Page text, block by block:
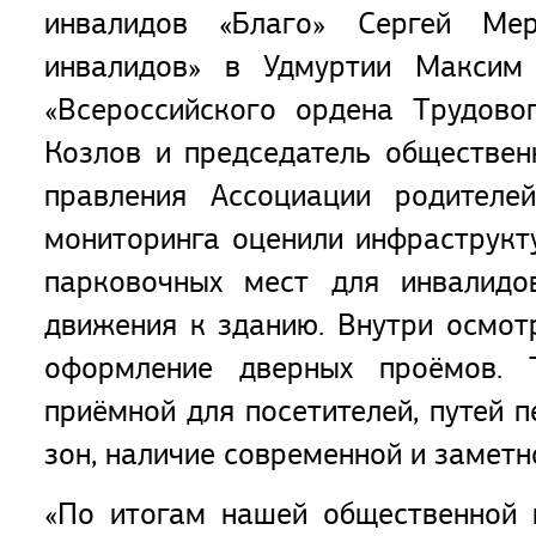
инвалидов «Благо» Сергей
инвалидов» в Удмуртии Максим
«Всероссийского ордена
Козлов и председатель
правления Ассоциации
мониторинга оценили
парковочных мест для
движения к зданию. Внутри
оформление дверных проёмов.
приёмной для посетителей, путей
зон, наличие современной и
«По итогам нашей